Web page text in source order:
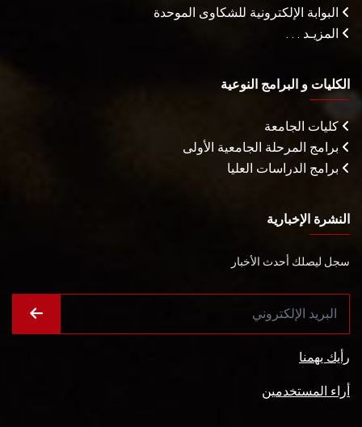
البوابة الإلكترونية للشكاوى الموحدة
المزيـد . . .
الكليات و البرامج النوعية
كليات الجامعة
برامج المرحلة الجامعية الأولى
برامج الدراسات العليا
النشرة الإخبارية
سجل ليصلك أحدث الأخبار
رأيك يهمنا
أراء المستخدمين